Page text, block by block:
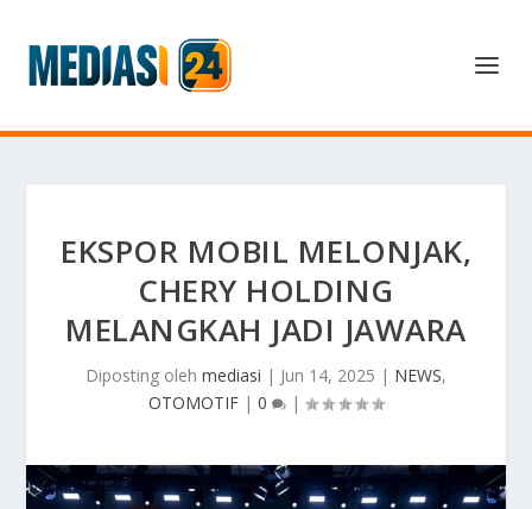
EKSPOR MOBIL MELONJAK,
CHERY HOLDING
MELANGKAH JADI JAWARA
Diposting oleh mediasi | Jun 14, 2025 | NEWS,
OTOMOTIF | 0 |